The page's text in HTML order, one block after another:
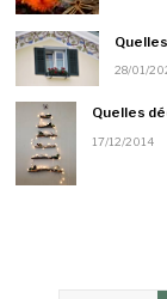
28/01/
Quelles
17/12/2014